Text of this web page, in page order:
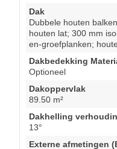
Dak
Dubbele houten
houten lat; 300 mm
en-groefplanken;
Dakbedekking
Optioneel
Dakoppervlak
89.50 m²
Dakhelling
13°
Externe afmetingen